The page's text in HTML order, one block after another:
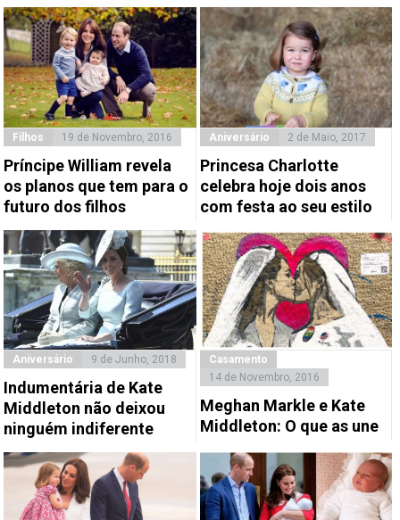
Filhos 19 de Novembro, 2016
Príncipe William revela
os planos que tem para o
futuro dos filhos
Aniversário 2 de Maio, 2017
Princesa Charlotte
celebra hoje dois anos
com festa ao seu estilo
Aniversário 9 de Junho, 2018
Indumentária de Kate
Middleton não deixou
ninguém indiferente
Casamento
14 de Novembro, 2016
Meghan Markle e Kate
Middleton: O que as une